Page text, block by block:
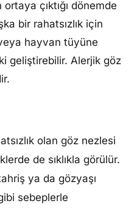
çıktığı dönemde
bir rahatsızlık için
hayvan tüyüne
geliştirebilir. Alerjik göz
olan göz nezlesi
de sıklıkla görülür.
ya da gözyaşı
sebeplerle